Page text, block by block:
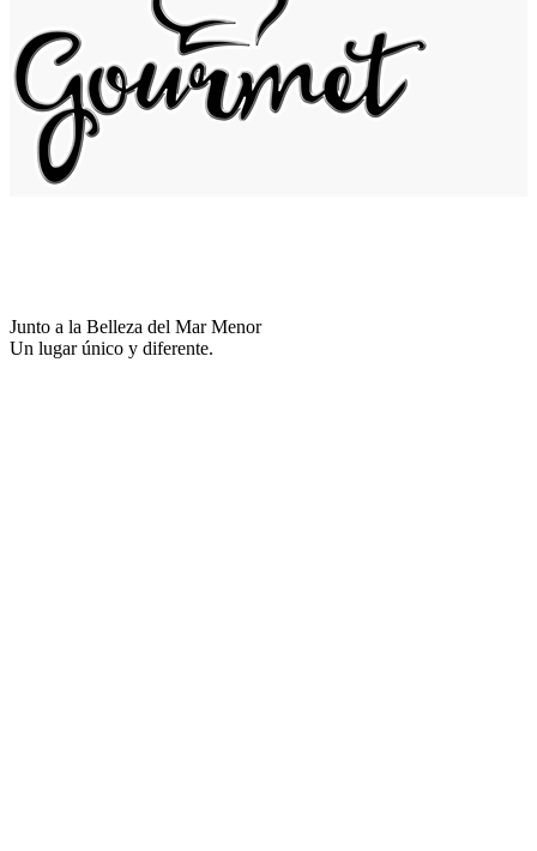
Junto a la Belleza del Mar Menor
Un lugar único y diferente.